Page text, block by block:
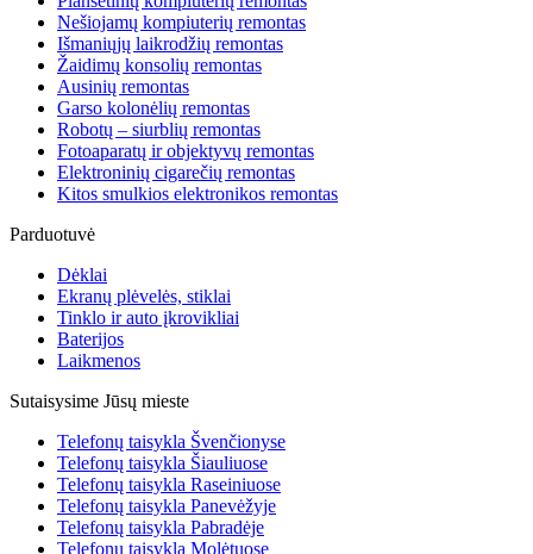
Nešiojamų kompiuterių remontas
Išmaniųjų laikrodžių remontas
Žaidimų konsolių remontas
Ausinių remontas
Garso kolonėlių remontas
Robotų – siurblių remontas
Fotoaparatų ir objektyvų remontas
Elektroninių cigarečių remontas
Kitos smulkios elektronikos remontas
Parduotuvė
Dėklai
Ekranų plėvelės, stiklai
Tinklo ir auto įkrovikliai
Baterijos
Laikmenos
Sutaisysime Jūsų mieste
Telefonų taisykla Švenčionyse
Telefonų taisykla Šiauliuose
Telefonų taisykla Raseiniuose
Telefonų taisykla Panevėžyje
Telefonų taisykla Pabradėje
Telefonų taisykla Molėtuose